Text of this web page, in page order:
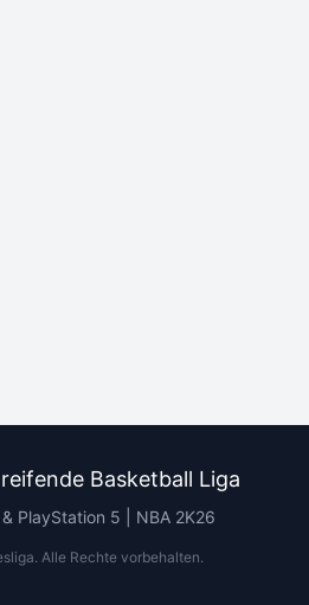
Basketball Liga
PlayStation 5 | NBA 2K26
Alle Rechte vorbehalten.